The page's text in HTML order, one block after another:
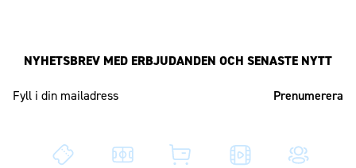
NYHETSBREV MED ERBJUDANDEN OCH SENASTE NYTT